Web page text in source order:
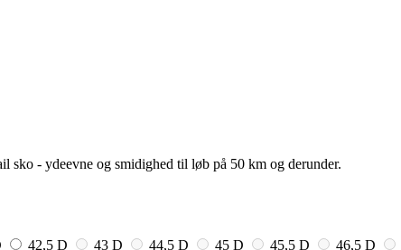
- ydeevne og smidighed til løb på 50 km og derunder.
42,5 D 43 D 44,5 D 45 D 45,5 D 46,5 D